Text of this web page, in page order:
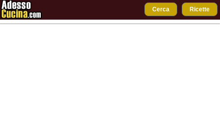
Cerca Ricette